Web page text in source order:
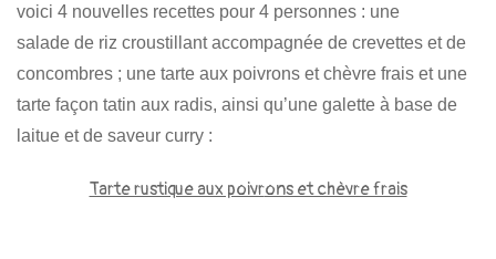
voici 4 nouvelles recettes pour 4 personnes : une
salade de riz croustillant accompagnée de crevettes et de
concombres ; une tarte aux poivrons et chèvre frais et une
tarte façon tatin aux radis, ainsi qu’une galette à base de
laitue et de saveur curry :
Tarte rustique aux poivrons et chèvre frais